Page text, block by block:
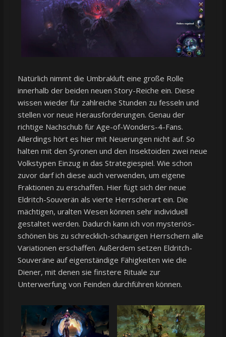
Natürlich nimmt die Umbrakluft eine große Rolle
innerhalb der beiden neuen Story-Reiche ein. Diese
wissen wieder für zahlreiche Stunden zu fesseln und
stellen vor neue Herausforderungen. Genau der
richtige Nachschub für Age-of-Wonders-4-Fans.
Allerdings hört es hier mit Neuerungen nicht auf. So
halten mit den Syronen und den Insektoiden zwei neue
Volkstypen Einzug in das Strategiespiel. Wie schon
zuvor darf ich diese auch verwenden, um eigene
Fraktionen zu erschaffen. Hier fügt sich der neue
Eldritch-Souverän als vierte Herrscherart ein. Die
mächtigen, uralten Wesen können sehr individuell
gestaltet werden. Dadurch kann ich von mysteriös-
schönen bis zu schrecklich-schaurigen Herrschern alle
Variationen erschaffen. Außerdem setzen Eldritch-
Souveräne auf eigenständige Fähigkeiten wie die
Diener, mit denen sie finstere Rituale zur
Unterwerfung von Feinden durchführen können.